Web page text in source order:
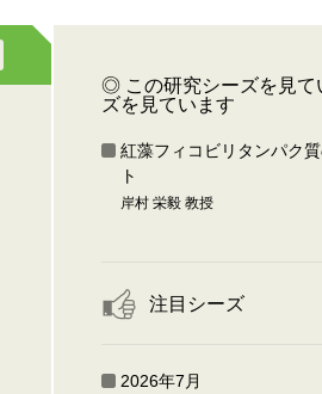
◎ この研究シーズを見て
ズを見ています
紅藻フィコビリタンパク
ト
岸村 栄毅 教授
注目シーズ
2026年7月